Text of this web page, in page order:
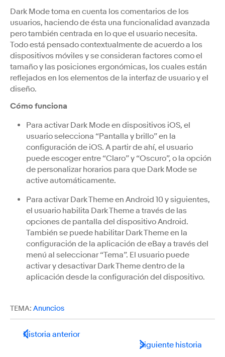
Dark Mode toma en cuenta los comentarios de los
usuarios, haciendo de ésta una funcionalidad avanzada
pero también centrada en lo que el usuario necesita.
Todo está pensado contextualmente de acuerdo a los
dispositivos móviles y se consideran factores como el
tamaño y las posiciones ergonómicas, los cuales están
reflejados en los elementos de la interfaz de usuario y el
diseño.
Cómo funciona
Para activar Dark Mode en dispositivos iOS, el
usuario selecciona “Pantalla y brillo” en la
configuración de iOS. A partir de ahí, el usuario
puede escoger entre “Claro” y “Oscuro”, o la opción
de personalizar horarios para que Dark Mode se
active automáticamente.
Para activar Dark Theme en Android 10 y siguientes,
el usuario habilita Dark Theme a través de las
opciones de pantalla del dispositivo Android.
También se puede habilitar Dark Theme en la
configuración de la aplicación de eBay a través del
menú al seleccionar “Tema”. El usuario puede
activar y desactivar Dark Theme dentro de la
aplicación desde la configuración del dispositivo.
TEMA: Anuncios
Historia anterior
Siguiente historia